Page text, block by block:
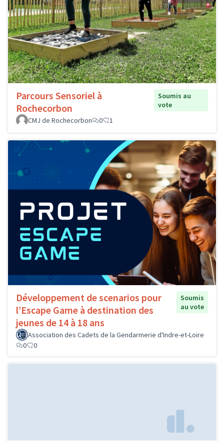
Parcours Sensoriel à
Rochecorbon
Soumis au
vote
CMJ de Rochecorbon
0 1
Développement de scenarios pour
l’Escape Game à destination des
jeunes de 14 à 18 ans
Soumis
au vote
Association des Cadets de la Gendarmerie d'Indre-et-Loire
0
0